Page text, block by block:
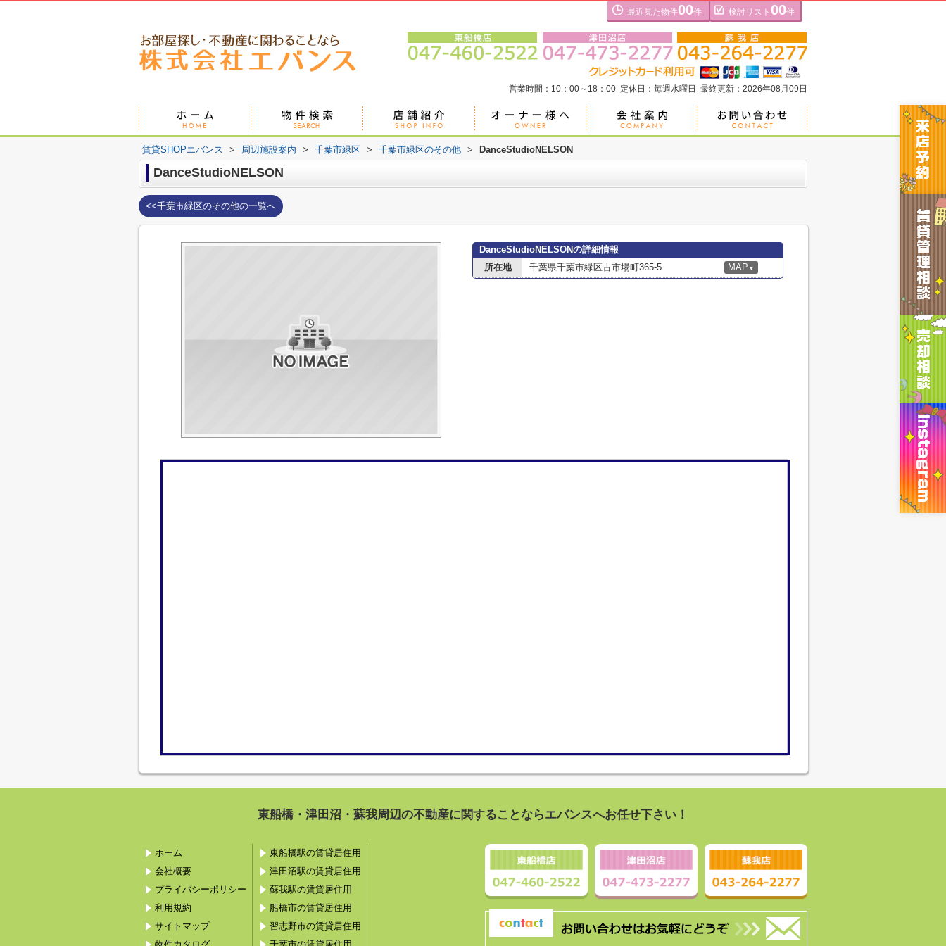
最近見た物件00件 検討リスト 00件
営業時間：10：00～18：00 定休日：毎週水曜日 最終更新：2026年08月09日
賃貸SHOPエバンス > 周辺施設案内 > 千葉市緑区 > 千葉市緑区のその他 > DanceStudioNELSON
DanceStudioNELSON
<<千葉市緑区のその他の一覧へ
DanceStudioNELSONの詳細情報
所在地
千葉県千葉市緑区古市場町365-5 MAP ▼
東船橋・津田沼・蘇我周辺の不動産に関することならエバンスへお任せ下さい！
ホーム
会社概要
プライバシーポリシー
利用規約
サイトマップ
東船橋駅の賃貸居住用
津田沼駅の賃貸居住用
蘇我駅の賃貸居住用
船橋市の賃貸居住用
習志野市の賃貸居住用